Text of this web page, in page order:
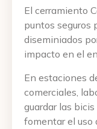
El cerramiento
puntos seguros
diseminiados
impacto en el
En estaciones
comerciales,
guardar las
fomentar el uso